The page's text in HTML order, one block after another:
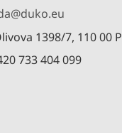
@duko.eu
1398/7, 110 00
733 404 099